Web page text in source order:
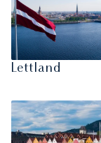
Lettland